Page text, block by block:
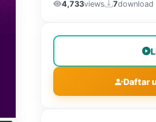
4,733views 7download
Daftar